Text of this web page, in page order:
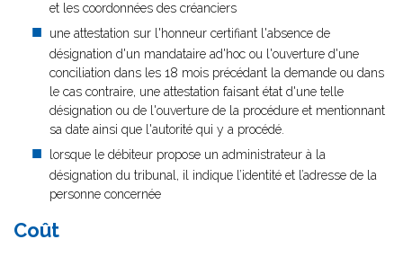
et les coordonnées des créanciers
une attestation sur l'honneur certifiant l'absence de
désignation d'un mandataire ad'hoc ou l'ouverture d'une
conciliation dans les 18 mois précédant la demande ou dans
le cas contraire, une attestation faisant état d'une telle
désignation ou de l'ouverture de la procédure et mentionnant
sa date ainsi que l'autorité qui y a procédé.
lorsque le débiteur propose un administrateur à la
désignation du tribunal, il indique l’identité et l’adresse de la
personne concernée
Coût